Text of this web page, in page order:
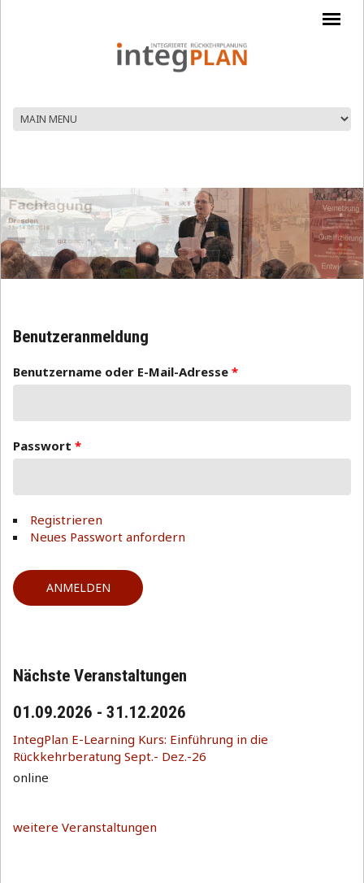
Benutzeranmeldung
Benutzername oder E-Mail-Adresse *
Passwort *
Registrieren
Neues Passwort anfordern
Nächste Veranstaltungen
01.09.2026 - 31.12.2026
IntegPlan E-Learning Kurs: Einführung in die
Rückkehrberatung Sept.- Dez.-26
online
weitere Veranstaltungen